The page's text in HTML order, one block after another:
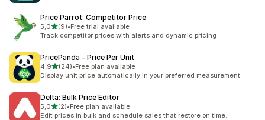
Price Parrot: Competitor Price
5,0/ 5 tähteä
(9)
9 arvostelua yhteensä
•Free trial available
Track competitor prices with alerts and dynamic pricing
PricePanda ‑ Price Per Unit
4,9/ 5 tähteä
(24)
24 arvostelua yhteensä
•Free plan available
Display unit price automatically in your preferred measurement
Delta: Bulk Price Editor
5,0/ 5 tähteä
(2)
2 arvostelua yhteensä
•Free plan available
Edit prices in bulk and schedule sales that restore on time.